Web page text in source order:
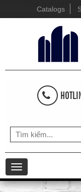
Catalogs
Toggle
navigation